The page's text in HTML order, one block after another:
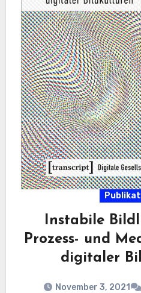
Instabile
Prozess- und
digitaler
November 3, 2021